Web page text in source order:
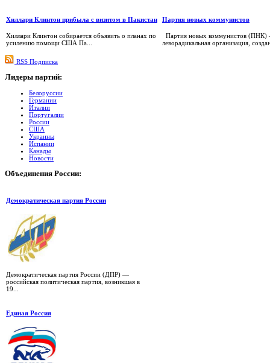
Хиллари Клинтон прибыла с визитом в Пакистан
Хиллари Клинтон собирается объявить о планах по
усилению помощи США Па...
Партия новых коммунистов
Партия новых коммунистов (ПНК)
леворадикальная организация,
RSS Подписка
Лидеры партий:
Белоруссии
Германии
Италии
Португалии
России
США
Украины
Испании
Канады
Новости
Объединения России:
Демократическая партия России
Демократическая партия России (ДПР) —
российская политическая партия, возникшая в
19...
Единая Россия